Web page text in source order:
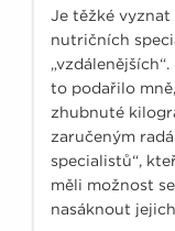
Je těžké
nutričních
to podařilo
zhubnuté
zaručeným
specialistů“,
měli možnost
nasáknout